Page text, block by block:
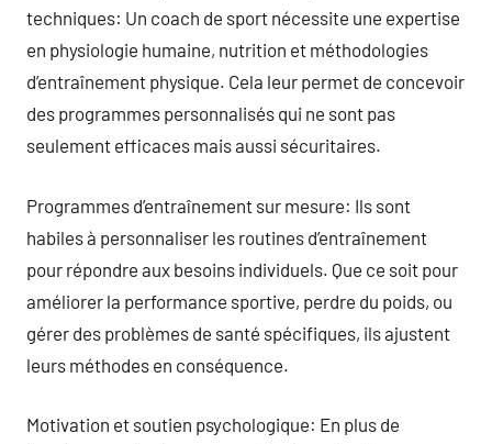
techniques: Un coach de sport nécessite une expertise
en physiologie humaine, nutrition et méthodologies
d’entraînement physique. Cela leur permet de concevoir
des programmes personnalisés qui ne sont pas
seulement efficaces mais aussi sécuritaires.
Programmes d’entraînement sur mesure: Ils sont
habiles à personnaliser les routines d’entraînement
pour répondre aux besoins individuels. Que ce soit pour
améliorer la performance sportive, perdre du poids, ou
gérer des problèmes de santé spécifiques, ils ajustent
leurs méthodes en conséquence.
Motivation et soutien psychologique: En plus de